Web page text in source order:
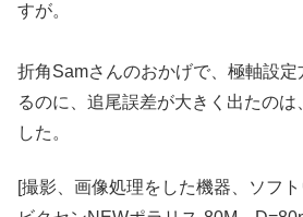
すが。
折角Samさんのおかげで、極軸設
るのに、追尾誤差が大きく出たの
した。
[撮影、画像処理をした機器、ソフト